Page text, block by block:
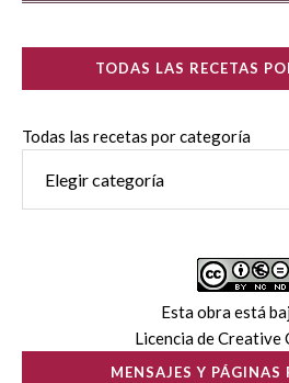
TODAS LAS RECETAS
Todas las recetas por categoría
Esta obra está
Licencia de Creative
MENSAJES Y PÁGINAS